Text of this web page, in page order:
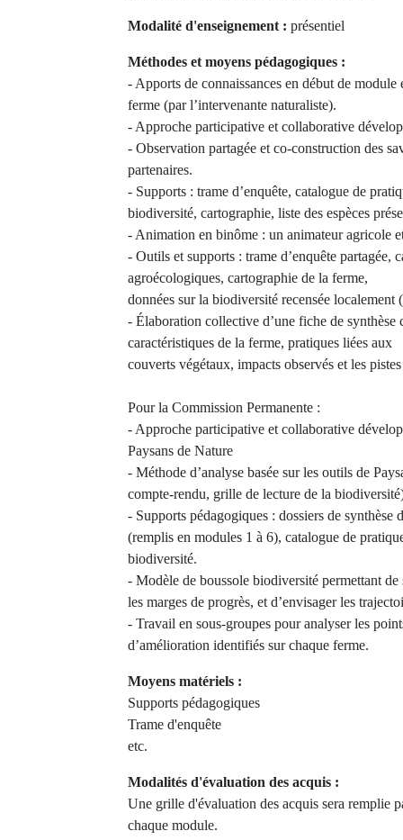
Modalité d'enseignement : présentiel
Méthodes et moyens pédagogiques :
- Apports de connaissances en début de module
ferme (par l’intervenante naturaliste).
- Approche participative et collaborative
- Observation partagée et co-construction des
partenaires.
- Supports : trame d’enquête, catalogue de
biodiversité, cartographie, liste des espèces
- Animation en binôme : un animateur agricole
- Outils et supports : trame d’enquête partagée,
agroécologiques, cartographie de la ferme,
données sur la biodiversité recensée localement
- Élaboration collective d’une fiche de synthèse
caractéristiques de la ferme, pratiques liées aux
couverts végétaux, impacts observés et les
Pour la Commission Permanente :
- Approche participative et collaborative
Paysans de Nature
- Méthode d’analyse basée sur les outils de
compte-rendu, grille de lecture de la
- Supports pédagogiques : dossiers de synthèse
(remplis en modules 1 à 6), catalogue de
biodiversité.
- Modèle de boussole biodiversité permettant
les marges de progrès, et d’envisager les
- Travail en sous-groupes pour analyser les
d’amélioration identifiés sur chaque ferme.
Moyens matériels :
Supports pédagogiques
Trame d'enquête
etc.
Modalités d'évaluation des acquis :
Une grille d'évaluation des acquis sera remplie
chaque module.